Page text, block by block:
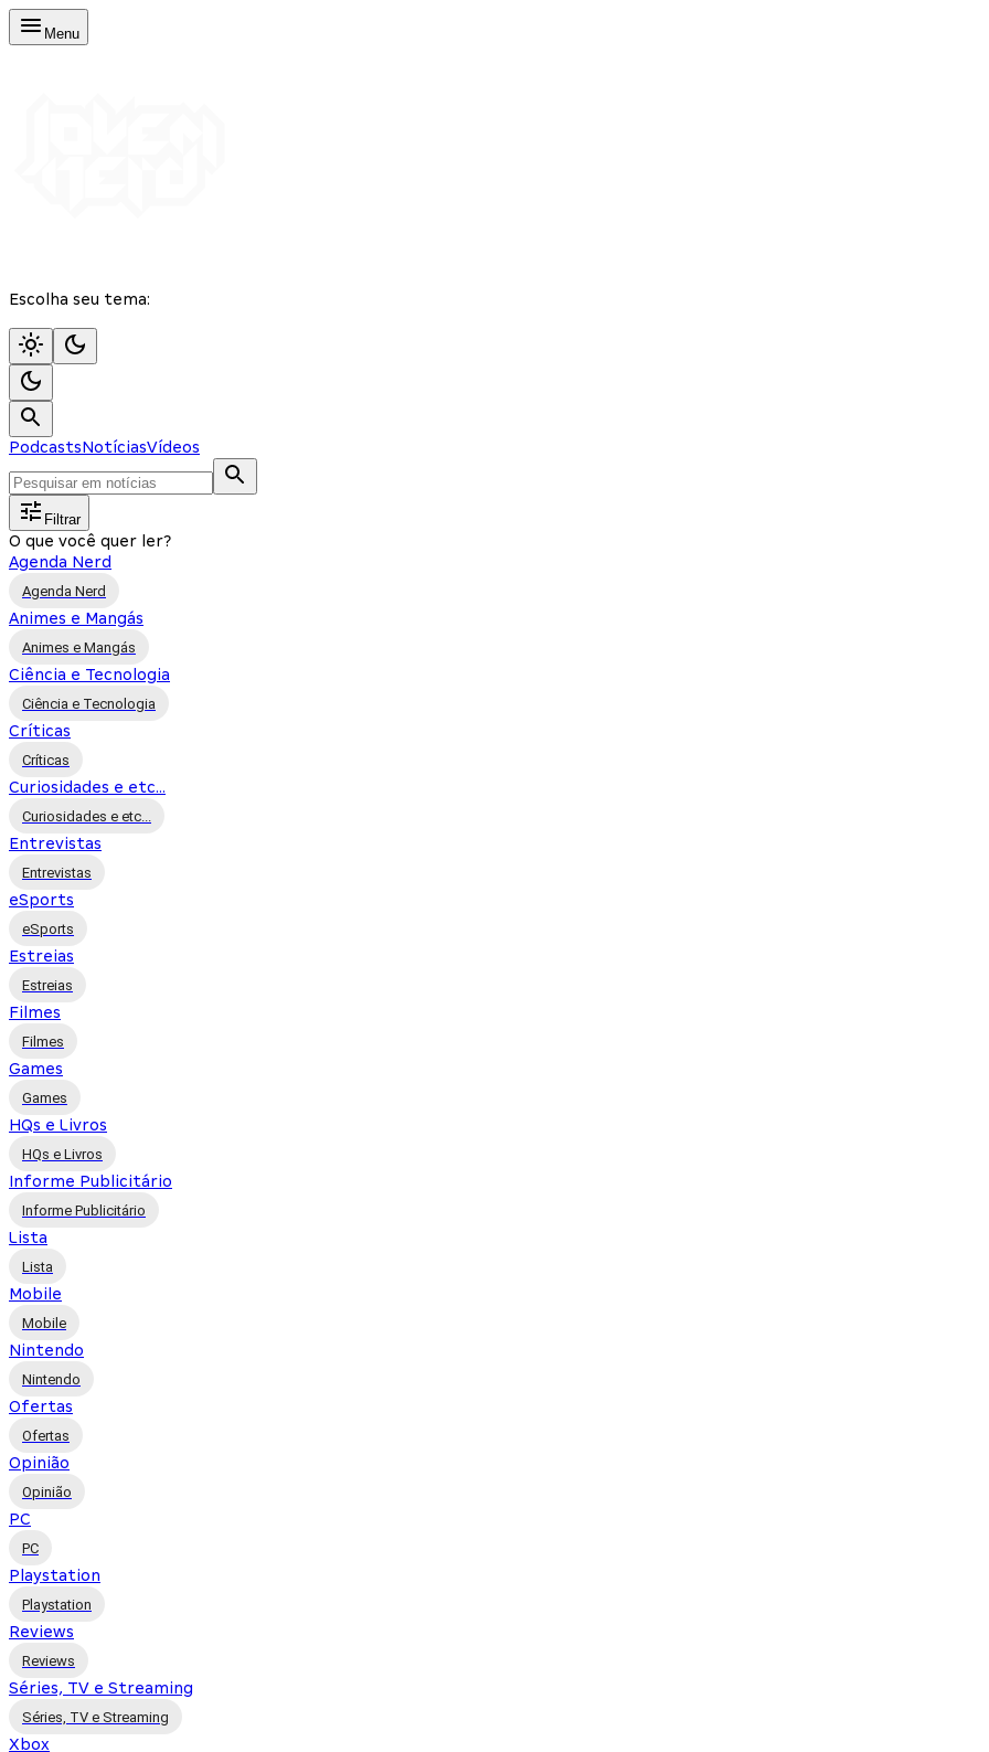
Menu
Escolha seu tema:
PodcastsNotíciasVídeos
Filtrar
O que você quer ler?
Agenda Nerd
Agenda Nerd
Animes e Mangás
Animes e Mangás
Ciência e Tecnologia
Ciência e Tecnologia
Críticas
Críticas
Curiosidades e etc...
Curiosidades e etc...
Entrevistas
Entrevistas
eSports
eSports
Estreias
Estreias
Filmes
Filmes
Games
Games
HQs e Livros
HQs e Livros
Informe Publicitário
Informe Publicitário
Lista
Lista
Mobile
Mobile
Nintendo
Nintendo
Ofertas
Ofertas
Opinião
Opinião
PC
PC
Playstation
Playstation
Reviews
Reviews
Séries, TV e Streaming
Séries, TV e Streaming
Xbox